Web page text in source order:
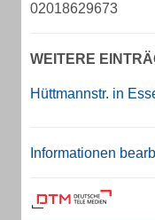
02018629673
WEITERE
Hüttmannstr. in
Informationen